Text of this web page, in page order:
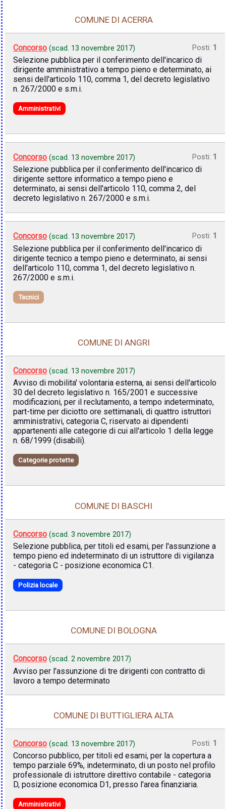
COMUNE DI ACERRA
Concorso (scad. 13 novembre 2017) Posti: 1
Selezione pubblica per il conferimento dell'incarico di
dirigente amministrativo a tempo pieno e determinato, ai
sensi dell'articolo 110, comma 1, del decreto legislativo
n. 267/2000 e s.m.i.
Amministrativi
Concorso (scad. 13 novembre 2017) Posti: 1
Selezione pubblica per il conferimento dell'incarico di
dirigente settore informatico a tempo pieno e
determinato, ai sensi dell'articolo 110, comma 2, del
decreto legislativo n. 267/2000 e s.m.i.
Concorso (scad. 13 novembre 2017) Posti: 1
Selezione pubblica per il conferimento dell'incarico di
dirigente tecnico a tempo pieno e determinato, ai sensi
dell'articolo 110, comma 1, del decreto legislativo n.
267/2000 e s.m.i.
Tecnici
COMUNE DI ANGRI
Concorso (scad. 13 novembre 2017)
Avviso di mobilita' volontaria esterna, ai sensi dell'articolo
30 del decreto legislativo n. 165/2001 e successive
modificazioni, per il reclutamento, a tempo indeterminato,
part-time per diciotto ore settimanali, di quattro istruttori
amministrativi, categoria C, riservato ai dipendenti
appartenenti alle categorie di cui all'articolo 1 della legge
n. 68/1999 (disabili).
Categorie protette
COMUNE DI BASCHI
Concorso (scad. 3 novembre 2017)
Selezione pubblica, per titoli ed esami, per l'assunzione a
tempo pieno ed indeterminato di un istruttore di vigilanza
- categoria C - posizione economica C1.
Polizia locale
COMUNE DI BOLOGNA
Concorso (scad. 2 novembre 2017)
Avviso per l'assunzione di tre dirigenti con contratto di
lavoro a tempo determinato
COMUNE DI BUTTIGLIERA ALTA
Concorso (scad. 13 novembre 2017) Posti: 1
Concorso pubblico, per titoli ed esami, per la copertura a
tempo parziale 69%, indeterminato, di un posto nel profilo
professionale di istruttore direttivo contabile - categoria
D, posizione economica D1, presso l'area finanziaria.
Amministrativi